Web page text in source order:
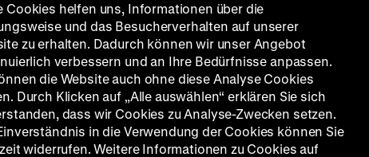
Cookies helfen uns, Informationen über die
und das Besucherverhalten auf unserer
zu erhalten. Dadurch können wir unser Angebot
verbessern und an Ihre Bedürfnisse anpassen.
die Website auch ohne diese Analyse Cookies
Durch Klicken auf „Alle auswählen“ erklären Sie sich
dass wir Cookies zu Analyse-Zwecken setzen.
in die Verwendung der Cookies können Sie
widerrufen. Weitere Informationen zu Cookies auf